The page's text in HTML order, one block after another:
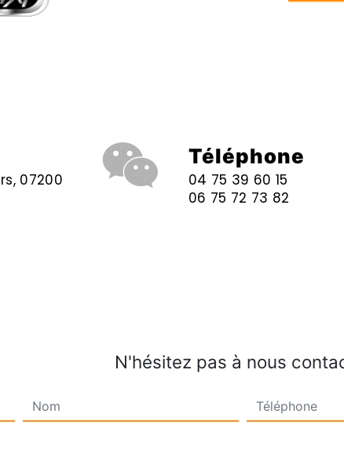
07200
Téléphone
04 75 39 60 15
06 75 72 73 82
N'hésitez pas à nous